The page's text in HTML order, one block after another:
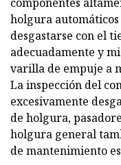
holgura
desgastarse con el
adecuadamente y
varilla de empuje a
La inspección del
excesivamente
de holgura,
holgura general
de mantenimiento